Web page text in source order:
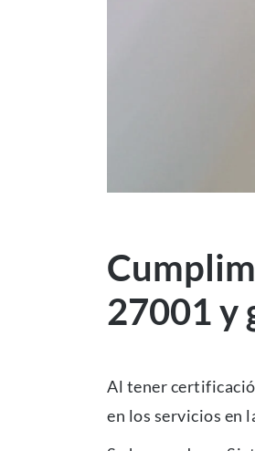
27001 y
Al tener
en los servicios en